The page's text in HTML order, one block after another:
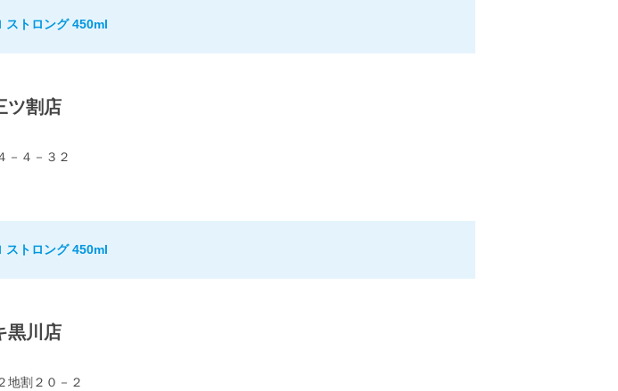
ストロング 450ml
ツ割店
－４－３２
ストロング 450ml
黒川店
地割２０－２